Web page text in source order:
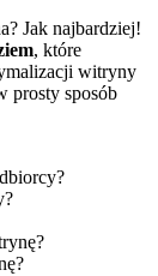
Jak najbardziej!
, które
witryny
prosty sposób